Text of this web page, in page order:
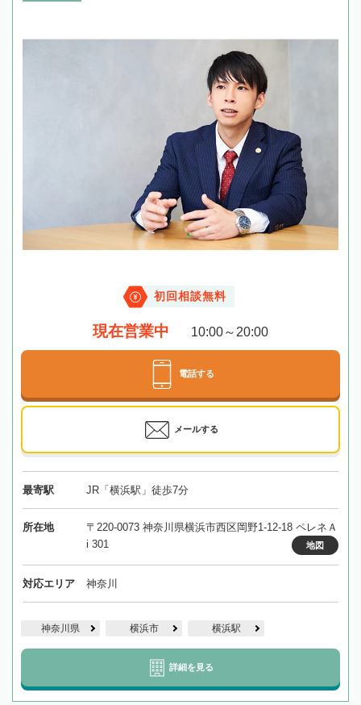
初回相談無料
現在営業中 10:00～20:00
電話する
メールする
最寄駅 JR「横浜駅」徒歩7分
所在地
〒220-0073 神奈川県横浜市西区岡野1-12-18 ペレネＡ
i 301
地図
対応エリア 神奈川
神奈川県 横浜市 横浜駅
詳細を見る